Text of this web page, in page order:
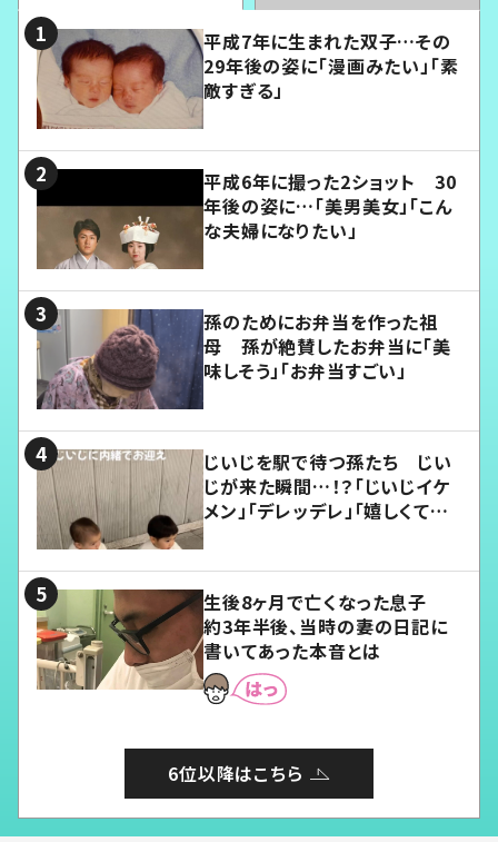
平成7年に生まれた双子…その
29年後の姿に「漫画みたい」「素
敵すぎる」
平成6年に撮った2ショット 30
年後の姿に…「美男美女」「こん
な夫婦になりたい」
孫のためにお弁当を作った祖
母 孫が絶賛したお弁当に「美
味しそう」「お弁当すごい」
じいじを駅で待つ孫たち じい
じが来た瞬間…！？「じいじイケ
メン」「デレッデレ」「嬉しくて可
生後8ヶ月で亡くなった息子
約3年半後、当時の妻の日記に
書いてあった本音とは
6位以降はこちら